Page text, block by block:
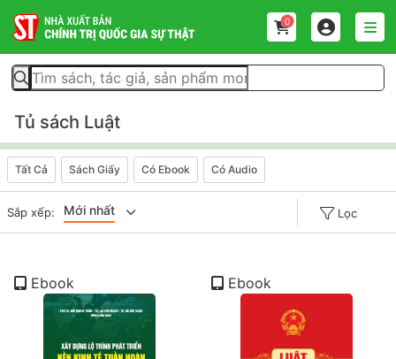
0
Tủ sách Luật
Tất Cả Sách Giấy Có Ebook Có Audio
Sắp xếp: Mới nhất Lọc
Giá thấp đần
Ebook Ebook